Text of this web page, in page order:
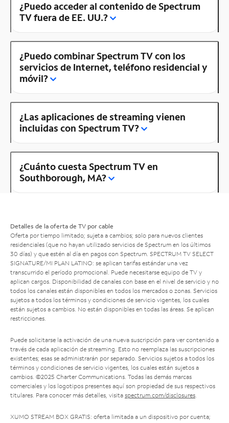
¿Puedo acceder al contenido de Spectrum
TV fuera de EE. UU.?
¿Puedo combinar Spectrum TV con los
servicios de Internet, teléfono residencial y
móvil?
¿Las aplicaciones de streaming vienen
incluidas con Spectrum TV?
¿Cuánto cuesta Spectrum TV en
Southborough, MA?
Detalles de la oferta de TV por cable
Oferta por tiempo limitado; sujeta a cambios; solo para nuevos clientes
residenciales (que no hayan utilizado servicios de Spectrum en los últimos
30 días) y que estén al día en pagos con Spectrum. SPECTRUM TV SELECT
SIGNATURE/MI PLAN LATINO: se aplican tarifas estándar una vez
transcurrido el período promocional. Puede necesitarse equipo de TV y
aplican cargos. Disponibilidad de canales con base en el nivel de servicio y no
todos los canales están disponibles en todos los mercados o zonas. Servicios
sujetos a todos los términos y condiciones de servicio vigentes, los cuales
están sujetos a cambios. No están disponibles en todas las áreas. Se aplican
restricciones.
Puede solicitarse la activación de una nueva suscripción para ver contenido a
través de cada aplicación de streaming. Esto no reemplaza las suscripciones
existentes; esas se administrarán por separado. Servicios sujetos a todos los
términos y condiciones de servicio vigentes, los cuales están sujetos a
cambios. ©2025 Charter Communications. Todas las demás marcas
comerciales y los logotipos presentes aquí son propiedad de sus respectivos
titulares. Para conocer más detalles, visita spectrum.com/disclosures.
XUMO STREAM BOX GRATIS: oferta limitada a un dispositivo por cuenta;